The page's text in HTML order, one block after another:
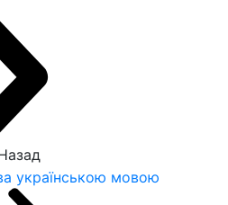
українською мовою